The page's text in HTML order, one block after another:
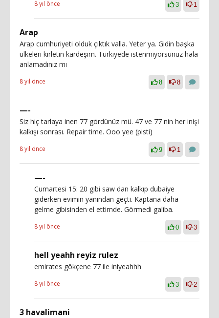
8 yıl önce 3 1
Arap
Arap cumhuriyeti olduk çıktık valla. Yeter ya. Gidin başka
ülkeleri kirletin kardeşim. Türkiyede istenmiyorsunuz hala
anlamadınız mı
8 yıl önce 8 8
—-
Siz hiç tarlaya inen 77 gördünüz mü. 47 ve 77 nin her inişi
kalkışı sonrası. Repair time. Ooo yee (pisti)
8 yıl önce 9 1
—-
Cumartesi 15: 20 gibi saw dan kalkıp dubaiye
giderken evimin yanından geçti. Kaptana daha
gelme gibisinden el ettimde. Görmedi galiba.
8 yıl önce 0 3
hell yeahh reyiz rulez
emirates gökçene 77 ile iniyeahhh
8 yıl önce 3 2
3 havalimani